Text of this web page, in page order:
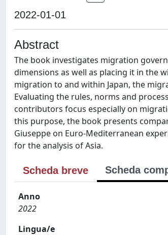
2022-01-01
Abstract
The book investigates migration
dimensions as well as placing it in the
migration to and within Japan, the
Evaluating the rules, norms and
contributors focus especially on
this purpose, the book presents
Giuseppe on Euro-Mediterranean
for the analysis of Asia.
Scheda breve Scheda
Anno
2022
Lingua/e